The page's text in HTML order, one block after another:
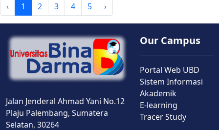
‹ 1 2 3 4 5 ›
Jalan Jenderal Ahmad Yani No.12
Plaju Palembang, Sumatera
Selatan, 30264
Our Campus
Portal Web UBD
Sistem Informasi
Akademik
E-learning
Tracer Study